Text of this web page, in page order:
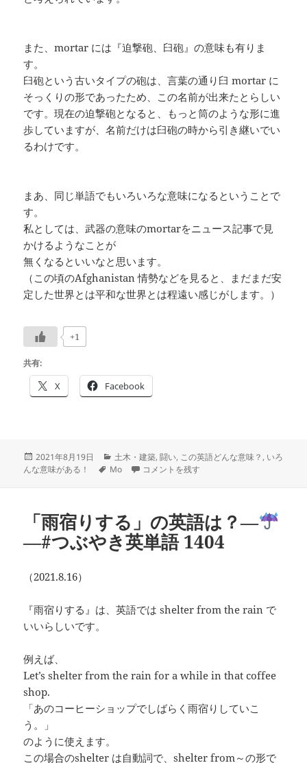
また、mortar には『迫撃砲、臼砲』の意味も有りま
す。
臼砲という古いタイプの砲は、言葉の通り臼 mortar に
そっくりの形であったため、この名前が出来たとらしい
です。現在の迫撃砲となると、もっと筒のような形に進
歩していますが、名前だけは臼砲の時から引き継いでい
るわけです。
まあ、同じ単語でもいろいろな意味になるということで
す。
私としては、武器の意味のmortarをニュース記事で見
かけるようなことが
無くなるといいなと思います。
（この頃のAfghanistan 情勢などを見ると、まだまだ安
定した世界とは平和な世界とは程遠い感じがします。）
+1
共有:
X Facebook
投
稿
2021年8月19日
カ
テ
土木・建築,闘い, この英語どんな意味？ , いろ
んな意味がある！
タ
Mo mortar は？――#つぶやき英単語 1405 に
コメントを残す
「雨宿りする」の英語は？―
―#つぶやき英単語 1404
（2021.8.16）
『雨宿りする』は、英語では shelter from the rain で
いいらしいです。
例えば、
Let’s shelter from the rain for a while in that coffee
shop.
「あのコーヒーショップでしばらく雨宿りしていこ
う。」
のように使えます。
この場合のshelter は自動詞で、shelter from～の形で